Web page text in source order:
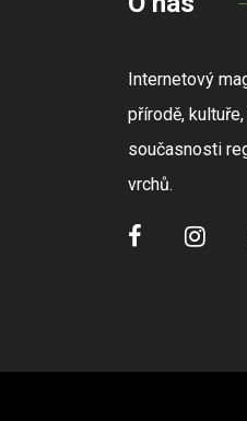
Internetový
přírodě,
současnosti
vrchů.